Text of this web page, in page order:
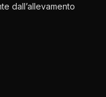
dall’allevamento